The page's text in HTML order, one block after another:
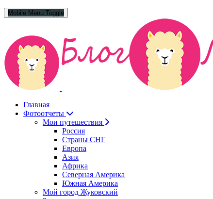
Mobile Menu Toggle
Главная
Фотоотчеты
Мои путешествия
Россия
Страны СНГ
Европа
Азия
Африка
Северная Америка
Южная Америка
Мой город Жуковский